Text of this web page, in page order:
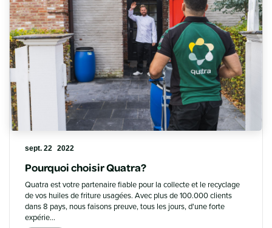
sept. 22 2022
Pourquoi choisir Quatra?
Quatra est votre partenaire fiable pour la collecte et le recyclage
de vos huiles de friture usagées. Avec plus de 100.000 clients
dans 8 pays, nous faisons preuve, tous les jours, d'une forte
expérie...